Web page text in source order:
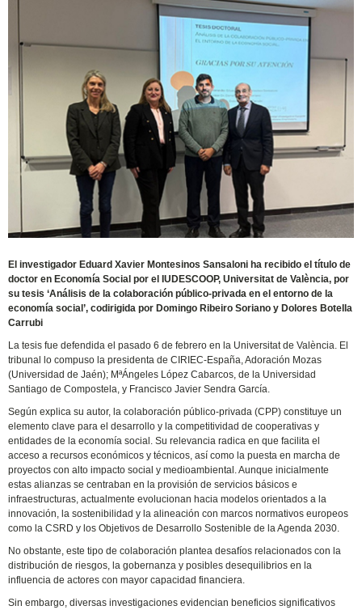
El investigador Eduard Xavier Montesinos Sansaloni ha recibido el título de
doctor en Economía Social por el IUDESCOOP, Universitat de València, por
su tesis ‘Análisis de la colaboración público-privada en el entorno de la
economía social’, codirigida por Domingo Ribeiro Soriano y Dolores Botella
Carrubi
La tesis fue defendida el pasado 6 de febrero en la Universitat de València. El
tribunal lo compuso la presidenta de CIRIEC-España, Adoración Mozas
(Universidad de Jaén); MªÁngeles López Cabarcos, de la Universidad
Santiago de Compostela, y Francisco Javier Sendra García.
Según explica su autor, la colaboración público-privada (CPP) constituye un
elemento clave para el desarrollo y la competitividad de cooperativas y
entidades de la economía social. Su relevancia radica en que facilita el
acceso a recursos económicos y técnicos, así como la puesta en marcha de
proyectos con alto impacto social y medioambiental. Aunque inicialmente
estas alianzas se centraban en la provisión de servicios básicos e
infraestructuras, actualmente evolucionan hacia modelos orientados a la
innovación, la sostenibilidad y la alineación con marcos normativos europeos
como la CSRD y los Objetivos de Desarrollo Sostenible de la Agenda 2030.
No obstante, este tipo de colaboración plantea desafíos relacionados con la
distribución de riesgos, la gobernanza y posibles desequilibrios en la
influencia de actores con mayor capacidad financiera.
Sin embargo, diversas investigaciones evidencian beneficios significativos